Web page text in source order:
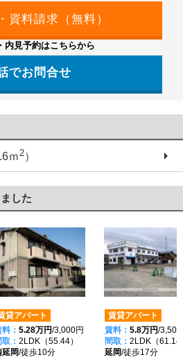
内見予約はこちらから
でお問合せ
ｍ2）
した
貸アパート
： 5.28万円/3,000円
取： 2LDK（55.44）
延岡/徒歩10分
賃貸アパート
賃料： 5.8万円/3,500
間取： 2LDK（61.14
延岡/徒歩17分